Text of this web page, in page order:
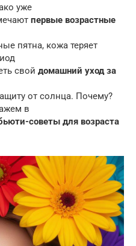
уже
первые возрастные
пятна, кожа теряет
свой домашний уход за
от солнца. Почему?
в
советы для возраста